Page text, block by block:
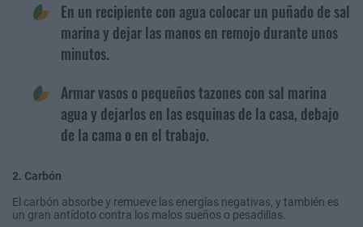
En un recipiente con agua colocar un puñado de sal
marina y dejar las manos en remojo durante unos
minutos.
Armar vasos o pequeños tazones con sal marina
agua y dejarlos en las esquinas de la casa, debajo
de la cama o en el trabajo.
2. Carbón
El carbón absorbe y remueve las energías negativas, y también es
un gran antídoto contra los malos sueños o pesadillas.